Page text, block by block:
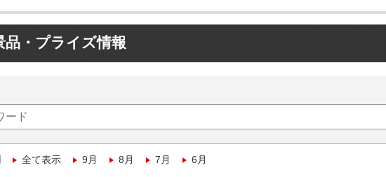
品・プライズ情報
全て表示 9月 8月 7月 6月